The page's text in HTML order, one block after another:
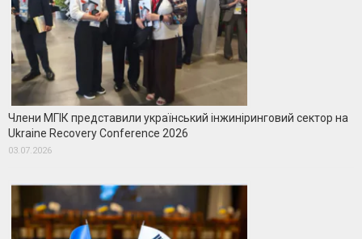
Члени МГІК представили український інжиніринговий сектор на
Ukraine Recovery Conference 2026
03.07.2026